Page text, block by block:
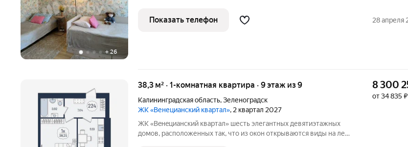
+26
мангал, зона отдыха, веревки для белья и парковка на 1 машину.
Чердак 51 м.
Показать телефон 28 апреля
38,3 м² · 1-комнатная квартира · 9 этаж из 9
Калининградская область,Зеленоградск
ЖК «Венецианский квартал», 2 квартал 2027
ЖК «Вeнeцианcкий квартал» шесть элегантных девятиэтажных
домов, расположенных так, что из окон открываются виды на лес
8 300
от 34 835